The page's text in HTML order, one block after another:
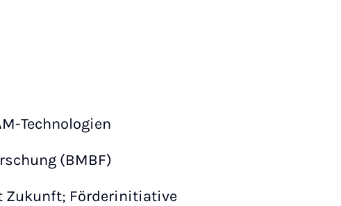
Technologien
(BMBF)
Zukunft; Förderinitiative